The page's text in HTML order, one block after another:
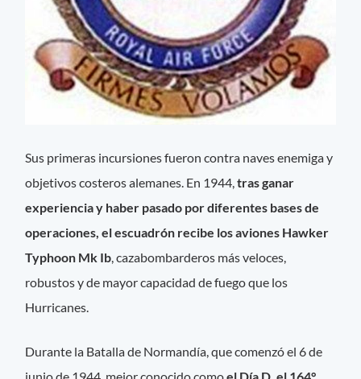
Sus primeras incursiones fueron contra naves enemiga y
objetivos costeros alemanes. En 1944,tras ganar
experiencia y haber pasado por diferentes bases de
operaciones, el escuadrón recibe los aviones Hawker
Typhoon Mk Ib , cazabombarderos más veloces,
robustos y de mayor capacidad de fuego que los
Hurricanes.
Durante la Batalla de Normandía, que comenzó el 6 de